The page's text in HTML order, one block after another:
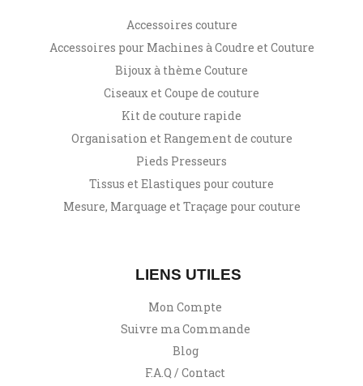
Accessoires couture
Accessoires pour Machines à Coudre et Couture
Bijoux à thème Couture
Ciseaux et Coupe de couture
Kit de couture rapide
Organisation et Rangement de couture
Pieds Presseurs
Tissus et Elastiques pour couture
Mesure, Marquage et Traçage pour couture
LIENS UTILES
Mon Compte
Suivre ma Commande
Blog
F.A.Q / Contact